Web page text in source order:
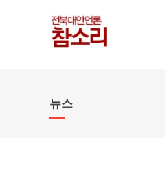
뉴스